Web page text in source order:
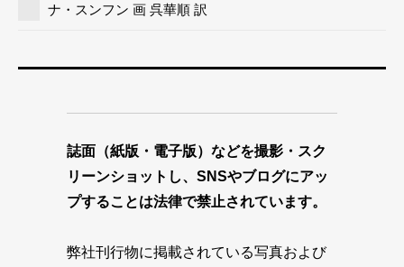
ナ・スンフン 画 呉華順 訳
誌面（紙版・電子版）などを撮影・スク
リーンショットし、SNSやブログにアッ
プすることは法律で禁止されています。
弊社刊行物に掲載されている写真および